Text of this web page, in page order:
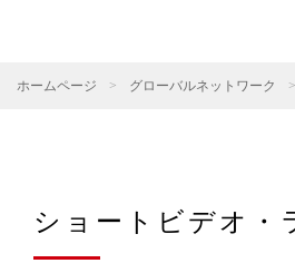
ホームページ > グローバルネットワーク >
ショートビデオ・